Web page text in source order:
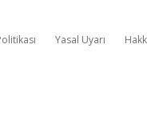
Yasal Uyarı